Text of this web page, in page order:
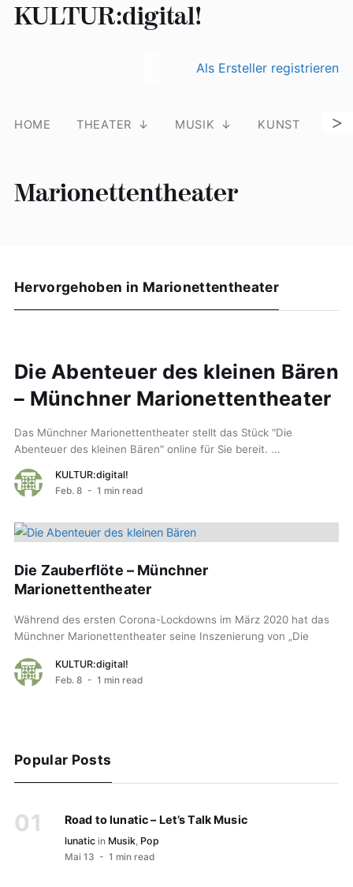
KULTUR:digital!
Als Ersteller registrieren
>
HOME THEATER MUSIK KUNST
Marionettentheater
Hervorgehoben in Marionettentheater
Die Abenteuer des kleinen Bären
– Münchner Marionettentheater
Das Münchner Marionettentheater stellt das Stück "Die
Abenteuer des kleinen Bären" online für Sie bereit. ...
KULTUR:digital!
Feb. 8 - 1 min read
Die Zauberflöte – Münchner
Marionettentheater
Während des ersten Corona-Lockdowns im März 2020 hat das
Münchner Marionettentheater seine Inszenierung von „Die
veröffentlicht. Dieses Video ist...
KULTUR:digital!
Feb. 8 - 1 min read
Popular Posts
Road to lunatic – Let’s Talk Music
lunatic in Musik Pop
Mai 13 - 1 min read